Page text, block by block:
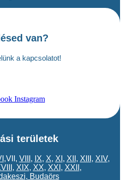
van?
a kapcsolatot!
Instagram
területek
,VII, VIII , IX, X, XI , XII , XIII , XIV,
, XIX, XX, XXI , XXII ,
, Budaörs